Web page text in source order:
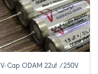
V-Cap ODAM 22uf /250V